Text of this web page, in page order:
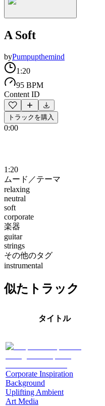
A Soft
byPumpupthemind
1:20
95 BPM
Content ID
トラックを購入
0:00
1:20
ムード／テーマ
relaxing
neutral
soft
corporate
楽器
guitar
strings
その他のタグ
instrumental
似たトラック
タイトル
Corporate Inspiration
Background
Uplifting Ambient
Art Media